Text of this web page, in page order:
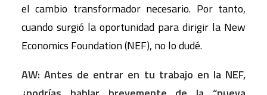
el cambio transformador necesario. Por tanto,
cuando surgió la oportunidad para dirigir la New
Economics Foundation (NEF), no lo dudé.
AW: Antes de entrar en tu trabajo en la NEF,